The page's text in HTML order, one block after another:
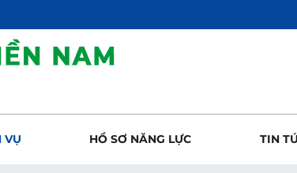
VỤ HỒ SƠ NĂNG LỰC TIN